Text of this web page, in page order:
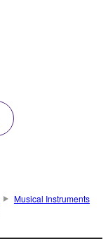
Musical Instruments